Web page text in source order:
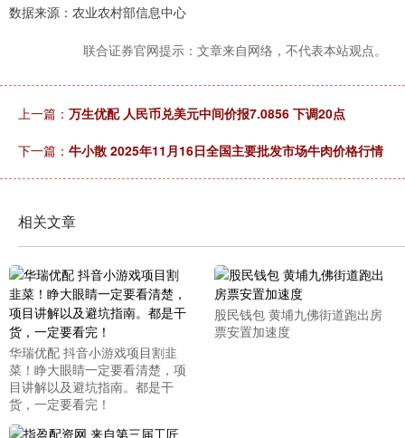
数据来源：农业农村部信息中心
联合证券官网提示：文章来自网络，不代表本站观点。
上一篇： 万生优配 人民币兑美元中间价报7.0856 下调20点
下一篇： 牛小散 2025年11月16日全国主要批发市场牛肉价格行情
相关文章
华瑞优配 抖音小游戏项目割韭
菜！睁大眼睛一定要看清楚，项
目讲解以及避坑指南。都是干
货，一定要看完！
股民钱包 黄埔九佛街道跑出房
票安置加速度